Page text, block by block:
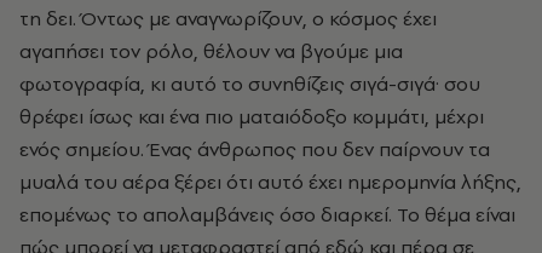
τη δει. Όντως με αναγνωρίζουν, ο κόσμος έχει
αγαπήσει τον ρόλο, θέλουν να βγούμε μια
φωτογραφία, κι αυτό το συνηθίζεις σιγά-σιγά· σου
θρέφει ίσως και ένα πιο ματαιόδοξο κομμάτι, μέχρι
ενός σημείου. Ένας άνθρωπος που δεν παίρνουν τα
μυαλά του αέρα ξέρει ότι αυτό έχει ημερομηνία λήξης,
επομένως το απολαμβάνεις όσο διαρκεί. Το θέμα είναι
πώς μπορεί να μεταφραστεί από εδώ και πέρα σε